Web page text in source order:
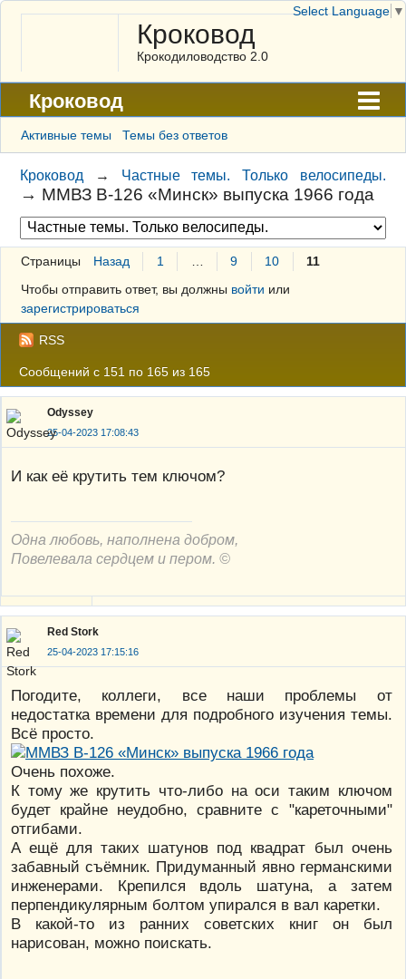
Кроковод
Крокодиловодство 2.0
Кроковод
Форум
Архив
ГАЛЕРЕЯ
Правила
Поиск
Регистрация
Вход
Активные темы Темы без ответов
Кроковод → Частные темы. Только велосипеды.
→ ММВЗ В-126 «Минск» выпуска 1966 года
Страницы Назад 1 9 10
11
Чтобы отправить ответ, вы должны войти или
зарегистрироваться
RSS
Сообщений с 151 по 165 из 165
Odyssey
25-04-2023 17:08:43
И как её крутить тем ключом?
Одна любовь, наполнена добром,
Повелевала сердцем и пером. ©
Red Stork
25-04-2023 17:15:16
Погодите, коллеги, все наши проблемы от
недостатка времени для подробного изучения темы.
Всё просто.
Очень похоже.
К тому же крутить что-либо на оси таким ключом
будет крайне неудобно, сравните с "кареточными"
отгибами.
А ещё для таких шатунов под квадрат был очень
забавный съёмник. Придуманный явно германскими
инженерами. Крепился вдоль шатуна, а затем
перпендикулярным болтом упирался в вал каретки.
В какой-то из ранних советских книг он был
нарисован, можно поискать.
Select Language ▼